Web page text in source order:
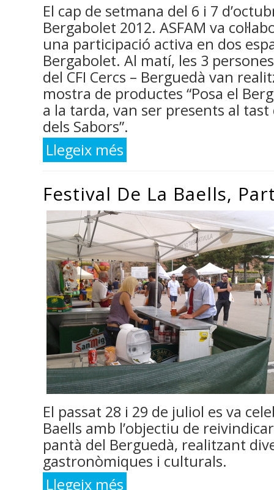
El cap de setmana del 6 i 7
Bergabolet 2012. ASFAM va
una participació activa en dos
Bergabolet. Al matí, les 3
del CFI Cercs – Berguedà van
mostra de productes “Posa el
a la tarda, van ser presents al
dels Sabors”.
Llegeix més
Festival De La Baells,
El passat 28 i 29 de juliol es va
Baells amb l’objectiu de
pantà del Berguedà, realitzant
gastronòmiques i culturals.
Llegeix més